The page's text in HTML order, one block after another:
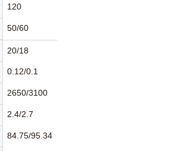
120
50/60
20/18
0.12/0.1
2650/3100
2.4/2.7
84.75/95.34